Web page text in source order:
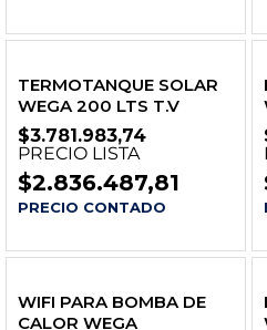
TERMOTANQUE SOLAR
WEGA 200 LTS T.V
$3.781.983,74
PRECIO LISTA
$2.836.487,81
PRECIO CONTADO
WIFI PARA BOMBA DE
CALOR WEGA